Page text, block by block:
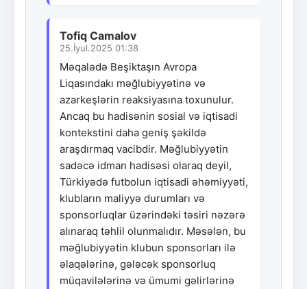
Tofiq Camalov
25.İyul.2025 01:38
Məqalədə Beşiktaşın Avropa
Liqasındakı məğlubiyyətinə və
azarkeşlərin reaksiyasına toxunulur.
Ancaq bu hadisənin sosial və iqtisadi
kontekstini daha geniş şəkildə
araşdırmaq vacibdir. Məğlubiyyətin
sadəcə idman hadisəsi olaraq deyil,
Türkiyədə futbolun iqtisadi əhəmiyyəti,
klubların maliyyə durumları və
sponsorluqlar üzərindəki təsiri nəzərə
alınaraq təhlil olunmalıdır. Məsələn, bu
məğlubiyyətin klubun sponsorları ilə
əlaqələrinə, gələcək sponsorluq
müqavilələrinə və ümumi gəlirlərinə